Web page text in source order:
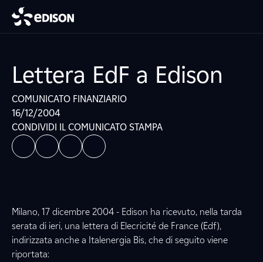
Lettera EdF a Edison
COMUNICATO FINANZIARIO
16/12/2004
CONDIVIDI IL COMUNICATO STAMPA
Milano, 17 dicembre 2004 - Edison ha ricevuto, nella tarda
serata di ieri, una lettera di Elecricité de France (Edf),
indirizzata anche a Italenergia Bis, che di seguito viene
riportata: